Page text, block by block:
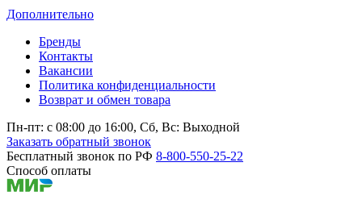
Дополнительно
Бренды
Контакты
Вакансии
Политика конфиденциальности
Возврат и обмен товара
Пн-пт: c 08:00 до 16:00, Сб, Вс: Выходной
Заказать обратный звонок
Бесплатный звонок по РФ 8-800-550-25-22
Способ оплаты